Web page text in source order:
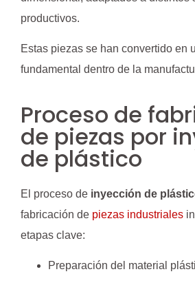
productivos.
Estas piezas se han convertido en
fundamental dentro de la
Proceso de
de piezas por
de plástico
El proceso de inyección de
fabricación de piezas industriales
etapas clave:
Preparación del material